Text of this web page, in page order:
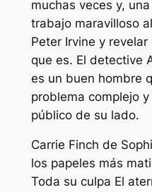
muchas veces y,
trabajo maravilloso
Peter Irvine y
que es. El detective
es un buen hombre
problema complejo
público de su lado.
Carrie Finch de
los papeles más
Toda su culpa El